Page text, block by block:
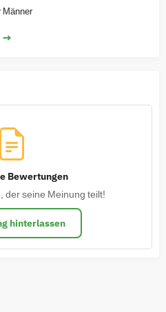
Männer
→
Bewertungen
der seine Meinung teilt!
hinterlassen